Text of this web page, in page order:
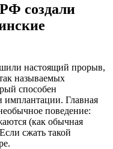
создали
настоящий прорыв,
называемых
способен
имплантации. Главная
поведение:
(как обычная
сжать такой